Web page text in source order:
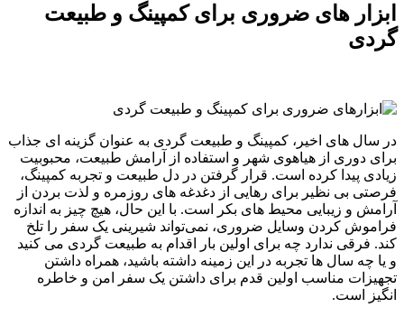
ابزار های ضروری برای کمپینگ و طبیعت
گردی
در سال‌ های اخیر، کمپینگ و طبیعت ‌گردی به عنوان گزینه ای جذاب
برای دوری از هیاهوی شهر و استفاده از آرامش طبیعت، محبوبیت
زیادی پیدا کرده است. قرار گرفتن در دل طبیعت و تجربه کمپینگ،
فرصتی بی ‌نظیر برای رهایی از دغدغه‌ های روزمره و لذت بردن از
آرامش و زیبایی محیط‌ های بکر است. با این حال، هیچ چیز به اندازه
فراموش کردن وسایل ضروری، نمی‌تواند شیرینی یک سفر را تلخ
کند. فرقی ندارد چه برای اولین بار اقدام به طبیعت گردی می کنید
و یا چه سال‌ ها تجربه در این زمینه داشته باشید، همراه داشتن
تجهیزات مناسب اولین قدم برای داشتن یک سفر امن و خاطره‌
انگیز است.